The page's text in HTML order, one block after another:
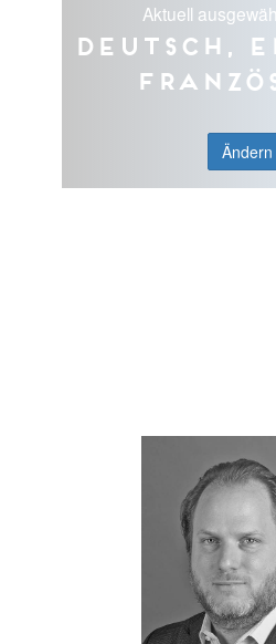
Aktuell
Deutsch,
Ändern